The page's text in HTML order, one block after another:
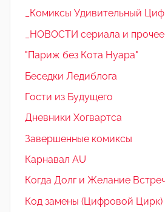
_Комиксы Удивительный
_НОВОСТИ сериала и прочее_
"Париж без Кота Нуара"
Беседки Ледиблога
Гости из Будущего
Дневники Хогвартса
Завершенные комиксы
Карнавал AU
Когда Долг и Желание
Код замены (Цифровой Цирк)